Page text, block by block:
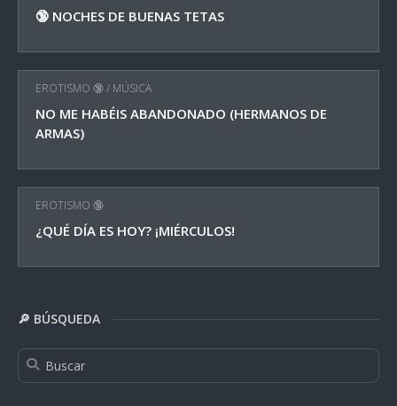
🔞 NOCHES DE BUENAS TETAS
EROTISMO 🔞/ MÚSICA
NO ME HABÉIS ABANDONADO (HERMANOS DE
ARMAS)
EROTISMO 🔞
¿QUÉ DÍA ES HOY? ¡MIÉRCULOS!
🔎 BÚSQUEDA